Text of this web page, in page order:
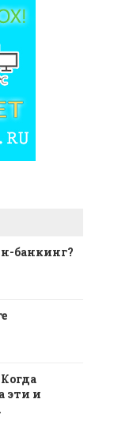
банкинг?
эти и